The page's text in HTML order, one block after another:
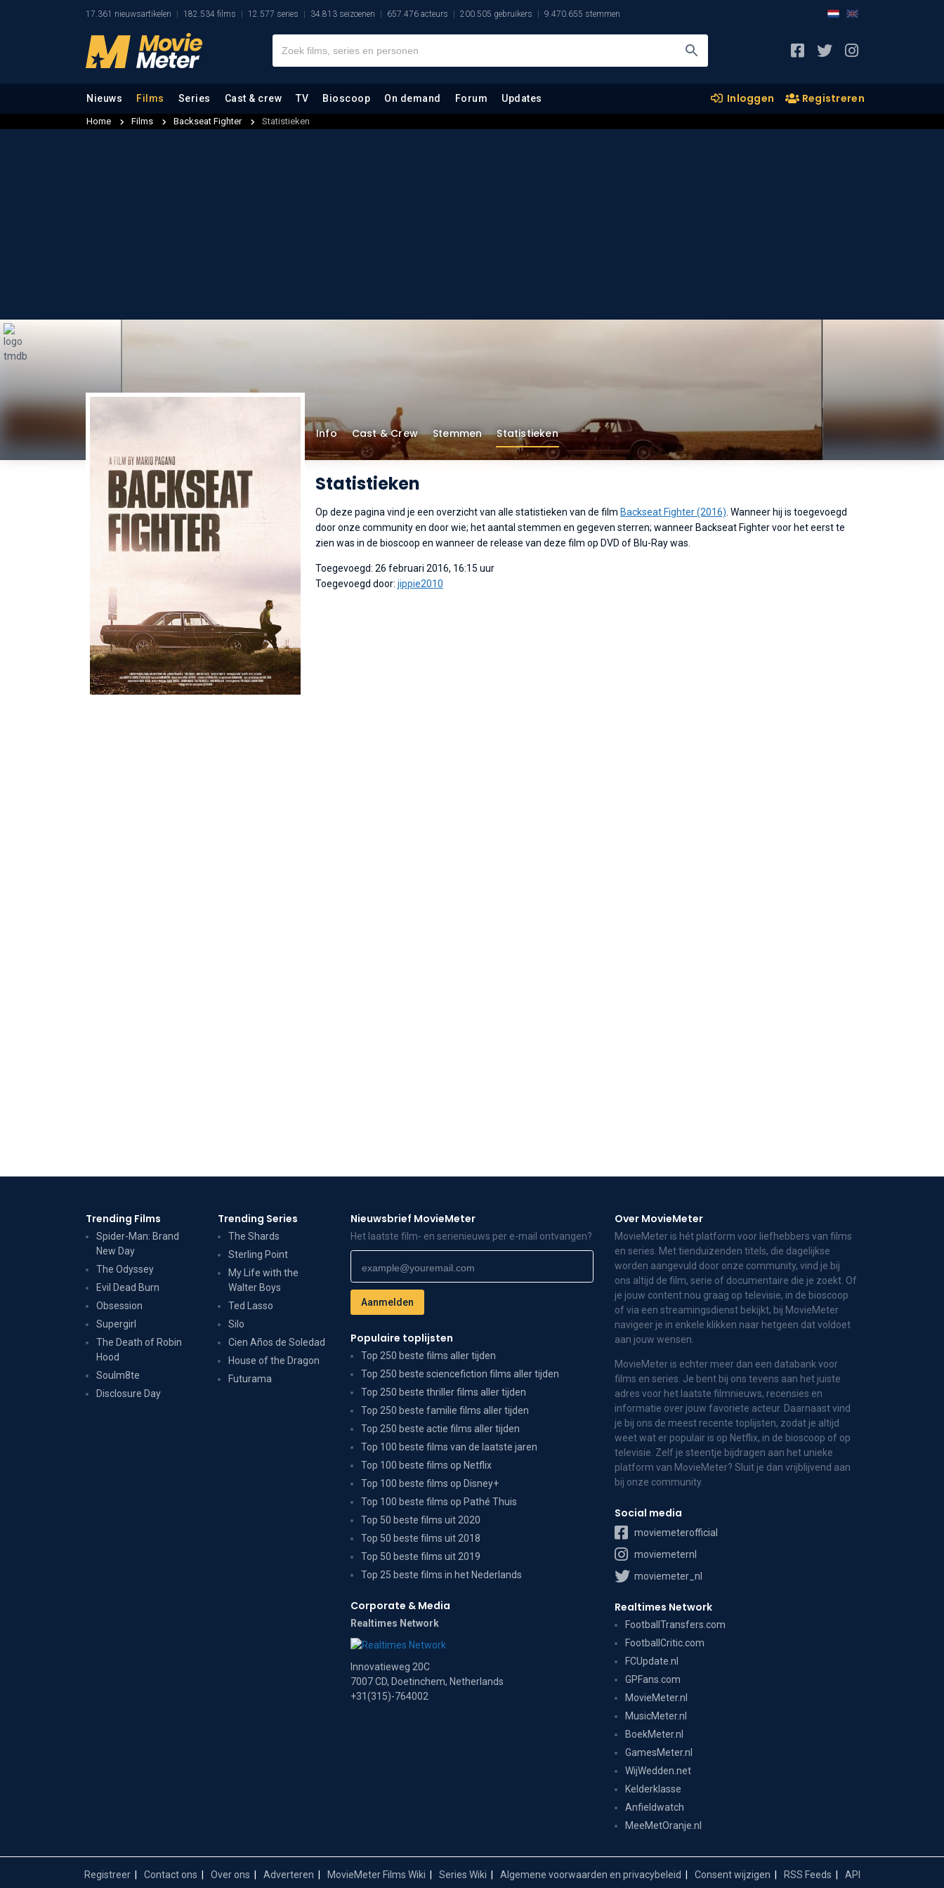
17.361 nieuwsartikelen 182.534 films 12.577 series 34.813 seizoenen 657.476 acteurs 200.505 gebruikers 9.470.655 stemmen
Nieuws Films Series Cast & crew TV Bioscoop On demand Forum Updates Inloggen Registreren
Home Films Backseat Fighter Statistieken
Info Cast & Crew Stemmen Statistieken
Statistieken
Op deze pagina vind je een overzicht van alle statistieken van de film Backseat Fighter (2016) . Wanneer hij is toegevoegd
door onze community en door wie; het aantal stemmen en gegeven sterren; wanneer Backseat Fighter voor het eerst te
zien was in de bioscoop en wanneer de release van deze film op DVD of Blu-Ray was.
Toegevoegd: 26 februari 2016, 16:15 uur
Toegevoegd door: jippie2010
Trending Films
Spider-Man: Brand
New Day
The Odyssey
Evil Dead Burn
Obsession
Supergirl
The Death of Robin
Hood
Soulm8te
Disclosure Day
Trending Series
The Shards
Sterling Point
My Life with the
Walter Boys
Ted Lasso
Silo
Cien Años de Soledad
House of the Dragon
Futurama
Nieuwsbrief MovieMeter
Het laatste film- en serienieuws per e-mail ontvangen?
Populaire toplijsten
Top 250 beste films aller tijden
Top 250 beste sciencefiction films aller tijden
Top 250 beste thriller films aller tijden
Top 250 beste familie films aller tijden
Top 250 beste actie films aller tijden
Top 100 beste films van de laatste jaren
Top 100 beste films op Netflix
Top 100 beste films op Disney+
Top 100 beste films op Pathé Thuis
Top 50 beste films uit 2020
Top 50 beste films uit 2018
Top 50 beste films uit 2019
Top 25 beste films in het Nederlands
Corporate & Media
Realtimes Network
Innovatieweg 20C
7007 CD, Doetinchem, Netherlands
+31(315)-764002
Over MovieMeter
MovieMeter is hét platform voor liefhebbers van films
en series. Met tienduizenden titels, die dagelijkse
worden aangevuld door onze community, vind je bij
ons altijd de film, serie of documentaire die je zoekt. Of
je jouw content nou graag op televisie, in de bioscoop
of via een streamingsdienst bekijkt, bij MovieMeter
navigeer je in enkele klikken naar hetgeen dat voldoet
aan jouw wensen.
MovieMeter is echter meer dan een databank voor
films en series. Je bent bij ons tevens aan het juiste
adres voor het laatste filmnieuws, recensies en
informatie over jouw favoriete acteur. Daarnaast vind
je bij ons de meest recente toplijsten, zodat je altijd
weet wat er populair is op Netflix, in de bioscoop of op
televisie. Zelf je steentje bijdragen aan het unieke
platform van MovieMeter? Sluit je dan vrijblijvend aan
bij onze community.
Social media
moviemeterofficial
moviemeternl
moviemeter_nl
Realtimes Network
FootballTransfers.com
FootballCritic.com
FCUpdate.nl
GPFans.com
MovieMeter.nl
MusicMeter.nl
BoekMeter.nl
GamesMeter.nl
WijWedden.net
Kelderklasse
Anfieldwatch
MeeMetOranje.nl
Registreer Contact ons Over ons Adverteren MovieMeter Films Wiki Series Wiki Algemene voorwaarden en privacybeleid Consent wijzigen RSS Feeds API